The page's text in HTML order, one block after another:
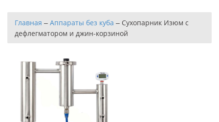
Главная – Аппараты без куба – Сухопарник Изюм с
дефлегматором и джин-корзиной